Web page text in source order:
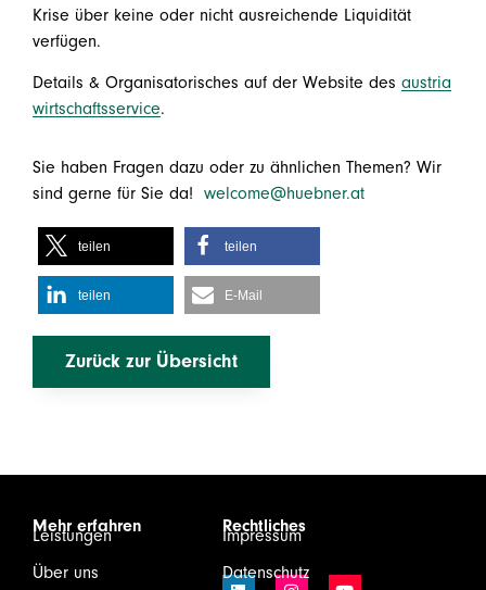
Krise über keine oder nicht ausreichende Liquidität
verfügen.
Details & Organisatorisches auf der Website des austria
wirtschaftsservice.
Sie haben Fragen dazu oder zu ähnlichen Themen? Wir
sind gerne für Sie da! welcome@huebner.at
teilen teilen
teilen E-Mail
Zurück zur Übersicht
Mehr erfahren
Leistungen
Über uns
Rechtliches
Impressum
Datenschutz